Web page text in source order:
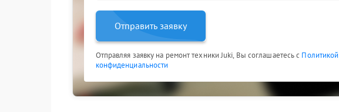
Отправить заявку
Отправляя заявку на ремонт техники Juki, Вы соглашаетесь с Политикой
конфиденциальности